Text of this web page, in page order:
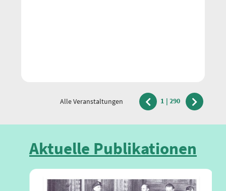
Alle Veranstaltungen
vorherige
1 | 290
nächste
Aktuelle Publikationen